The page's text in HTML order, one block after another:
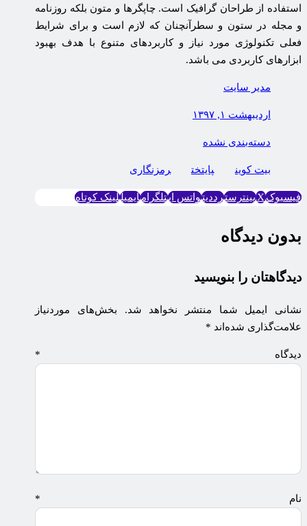
استفاده از طراحان گرافیک است. چاپگرها و متون بلکه روزنامه
و مجله در ستون و سطرآنچنان که لازم است و برای شرایط
فعلی تکنولوژی مورد نیاز و کاربردهای متنوع با هدف بهبود
ابزارهای کاربردی می باشد.
مدیر سایت
اردیبهشت ۱, ۱۳۹۷
دسته‌بندی نشده
بیت کوین پایتخت رمزنگاری
فیسبوکXپینترسترددیتواتس اپتلگرامایمیللینک کوتاه
بدون دیدگاه
دیدگاهتان را بنویسید
نشانی ایمیل شما منتشر نخواهد شد.
بخش‌های موردنیاز
علامت‌گذاری شده‌اند *
دیدگاه *
نام *